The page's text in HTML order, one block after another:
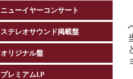
ニューイヤーコンサート
ステレオサウンド掲載盤
オリジナル盤
プレミアムLP